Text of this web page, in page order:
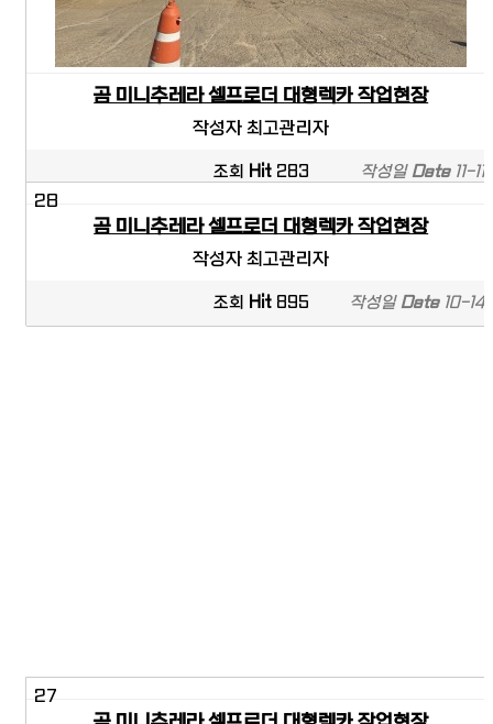
곰 미니추레라 셀프로더 대형렉카 작업현장
작성자최고관리자
조회 Hit283 작성일Date11-11
28
곰 미니추레라 셀프로더 대형렉카 작업현장
작성자최고관리자
조회 Hit895 작성일Date10-14
27